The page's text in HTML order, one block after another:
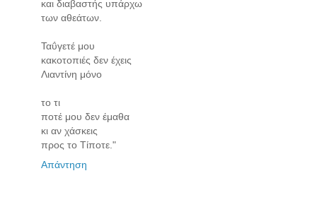
και διαβαστής υπάρχω
των αθεάτων.
Ταΰγετέ μου
κακοτοπιές δεν έχεις
Λιαντίνη μόνο
το τι
ποτέ μου δεν έμαθα
κι αν χάσκεις
προς το Τίποτε."
Απάντηση